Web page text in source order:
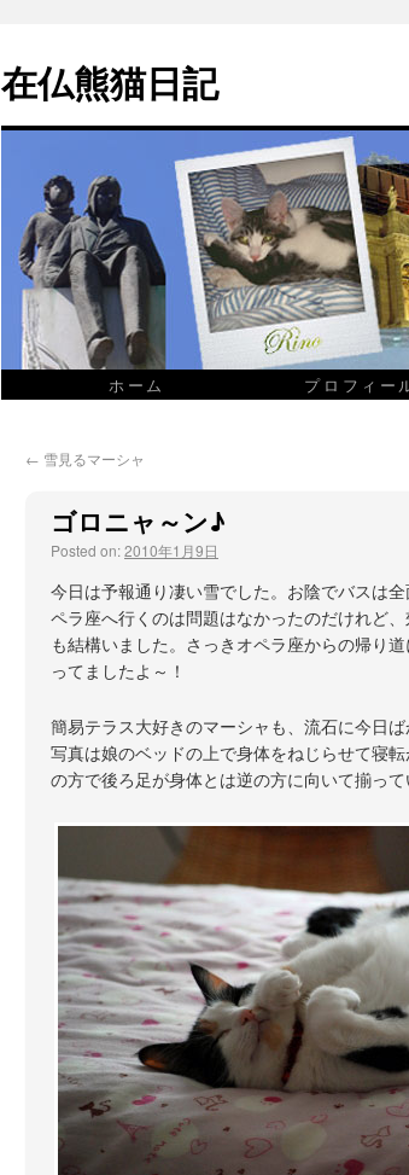
在仏熊猫日記
ホーム プロフィー
← 雪見るマーシャ
ゴロニャ～ン♪
Posted on:2010年1月9日
今日は予報通り凄い雪でした。お陰でバスは
ペラ座へ行くのは問題はなかったのだけれど
も結構いました。さっきオペラ座からの帰り
ってましたよ～！
簡易テラス大好きのマーシャも、流石に今日
写真は娘のベッドの上で身体をねじらせて寝
の方で後ろ足が身体とは逆の方に向いて揃って